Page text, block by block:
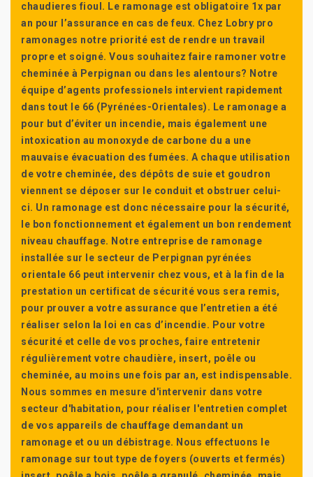
chaudieres fioul. Le ramonage est obligatoire 1x par
an pour l’assurance en cas de feux. Chez Lobry pro
ramonages notre priorité est de rendre un travail
propre et soigné. Vous souhaitez faire ramoner votre
cheminée à Perpignan ou dans les alentours? Notre
équipe d’agents professionels intervient rapidement
dans tout le 66 (Pyrénées-Orientales). Le ramonage a
pour but d’éviter un incendie, mais également une
intoxication au monoxyde de carbone du a une
mauvaise évacuation des fumées. A chaque utilisation
de votre cheminée, des dépôts de suie et goudron
viennent se déposer sur le conduit et obstruer celui-
ci. Un ramonage est donc nécessaire pour la sécurité,
le bon fonctionnement et également un bon rendement
niveau chauffage. Notre entreprise de ramonage
installée sur le secteur de Perpignan pyrénées
orientale 66 peut intervenir chez vous, et à la fin de la
prestation un certificat de sécurité vous sera remis,
pour prouver a votre assurance que l’entretien a été
réaliser selon la loi en cas d’incendie. Pour votre
sécurité et celle de vos proches, faire entretenir
régulièrement votre chaudière, insert, poêle ou
cheminée, au moins une fois par an, est indispensable.
Nous sommes en mesure d'intervenir dans votre
secteur d'habitation, pour réaliser l'entretien complet
de vos appareils de chauffage demandant un
ramonage et ou un débistrage. Nous effectuons le
ramonage sur tout type de foyers (ouverts et fermés)